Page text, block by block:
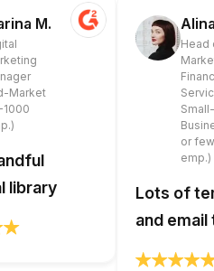
M.
Market
1000
library
Head
Small-
or
emp.)
Lots of
and